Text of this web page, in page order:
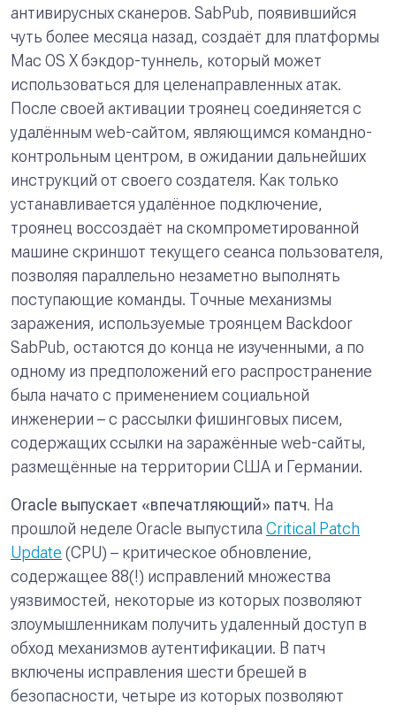
антивирусных сканеров. SabPub, появившийся
чуть более месяца назад, создаёт для платформы
Mac OS X бэкдор-туннель, который может
использоваться для целенаправленных атак.
После своей активации троянец соединяется с
удалённым web-сайтом, являющимся командно-
контрольным центром, в ожидании дальнейших
инструкций от своего создателя. Как только
устанавливается удалённое подключение,
троянец воссоздаёт на скомпрометированной
машине скриншот текущего сеанса пользователя,
позволяя параллельно незаметно выполнять
поступающие команды. Точные механизмы
заражения, используемые троянцем Backdoor
SabPub, остаются до конца не изученными, а по
одному из предположений его распространение
была начато с применением социальной
инженерии – с рассылки фишинговых писем,
содержащих ссылки на заражённые web-сайты,
размещённые на территории США и Германии.
Oracle выпускает «впечатляющий» патч. На
прошлой неделе Oracle выпустила Critical Patch
Update (CPU) – критическое обновление,
содержащее 88(!) исправлений множества
уязвимостей, некоторые из которых позволяют
злоумышленникам получить удаленный доступ в
обход механизмов аутентификации. В патч
включены исправления шести брешей в
безопасности, четыре из которых позволяют